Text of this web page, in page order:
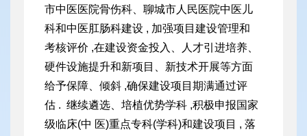
市中医医院骨伤科、聊城市人民医院中医儿
科和中医肛肠科建设 , 加强项目建设管理和
考核评价 ,在建设资金投入、人才引进培养、
硬件设施提升和新项目、新技术开展等方面
给予保障、倾斜 ,确保建设项目期满通过评
估 . 继续遴选、培植优势学科 ,积极申报国家
级临床(中 医)重点专科(学科)和建设项目 , 落